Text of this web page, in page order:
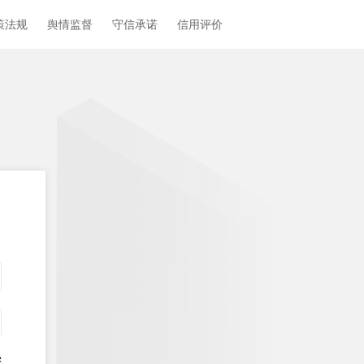
法规 舆情监督 守信承诺 信用评价